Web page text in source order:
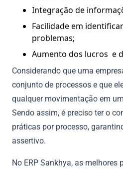
Integração de
Facilidade em
problemas;
Aumento dos lucros e
Considerando que uma
conjunto de processos e que
qualquer movimentação em
Sendo assim, é preciso ter o
práticas por processo,
assertivo.
No ERP Sankhya, as melhores